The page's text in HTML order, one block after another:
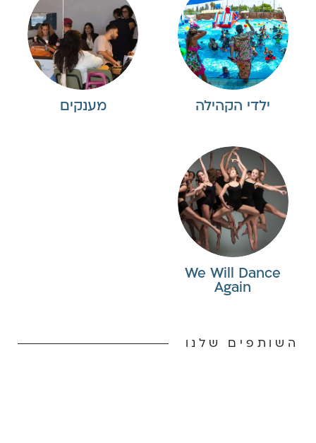
ילדי הקהילה מענקים
We Will Dance
Again
השותפים שלנו